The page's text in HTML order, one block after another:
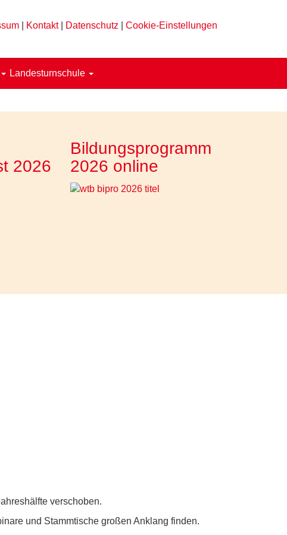
Kontakt| Datenschutz Cookie-Einstellungen
Landesturnschule
2026
Bildungsprogramm
2026 online
verschoben.
und Stammtische großen Anklang finden.